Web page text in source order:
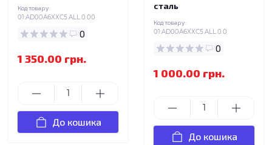
Код товару:
01.AD00A6XXC5.ALL.0.00
0
1 350.00 грн.
До кошика
сталь
Код товару:
01.AD00A6XXC5.ALL.0.0
0
1 000.00 грн.
До кошика